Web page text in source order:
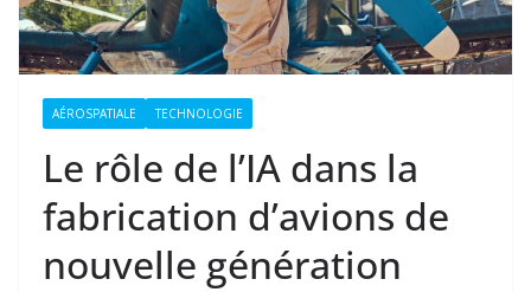
AÉROSPATIALE TECHNOLOGIE
Le rôle de l’IA dans la
fabrication d’avions de
nouvelle génération